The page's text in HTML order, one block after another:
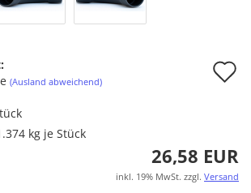
(Ausland abweichend)
kg je Stück
26,58 EUR
inkl. 19% MwSt. zzgl. Versand